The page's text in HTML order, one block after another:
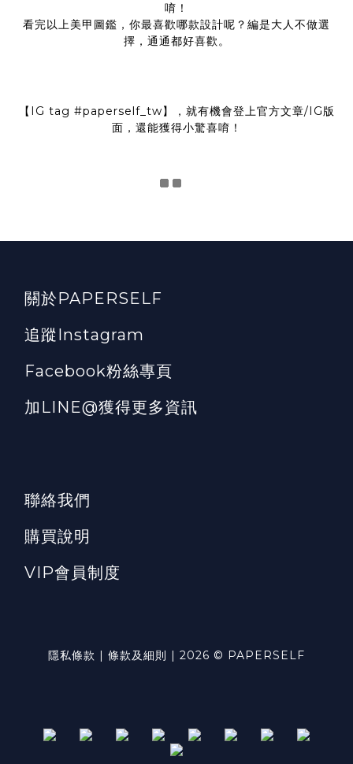
唷！
看完以上美甲圖鑑，你最喜歡哪款設計呢？編是大人不做選
擇，通通都好喜歡。
【IG tag #paperself_tw】，就有機會登上官方文章/IG版
面，還能獲得小驚喜唷！
關於PAPERSELF
追蹤Instagram
Facebook粉絲專頁
加LINE@獲得更多資訊
聯絡我們
購買說明
VIP會員制度
隱私條款 | 條款及細則 | 2026 © PAPERSELF